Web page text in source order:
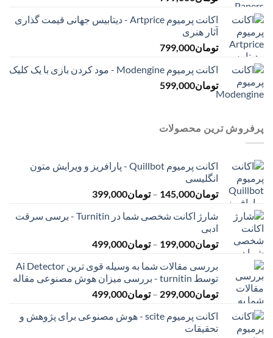
اکانت پرمیوم Artprice - دیتابیس جهانی قیمت ‌گذاری
آثار هنری
تومان799,000
اکانت پرمیوم Modengine - مود کردن بازی با یک کلیک
تومان599,000
پرفروش ترین محصولات
اکانت پرمیوم Quillbot - پارافریز و ویرایش متون
انگلیسی
تومان145,000
– تومان399,000
تومان145,000
تومان399,000
شارژ اکانت شخصی شما در Turnitin - برسی سرقت
ادبی
تومان199,000
– تومان499,000محدوده
تومان199,000
تا
تومان499,000
بررسی مقالات شما به وسیله قوی ترین Ai Detector
توسط turnitin - بررسی میزان هوش مصنوعی مقاله
تومان299,000
– تومان499,000محدوده
تومان299,000
اکانت پرمیوم scite - هوش مصنوعی برای پژوهش و
تحقیقات